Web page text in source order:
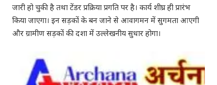
जारी हो चुकी है तथा टेंडर प्रक्रिया प्रगति पर है। कार्य शीघ्र ही प्रारंभ
किया जाएगा। इनसड़कोंके बन जाने से आवागमन में सुगमता आएगी
और ग्रामीणसड़कोंकी दशा में उल्लेखनीय सुधार होगा।